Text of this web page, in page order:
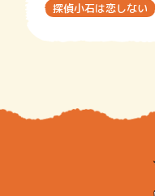
探偵小石は恋しない